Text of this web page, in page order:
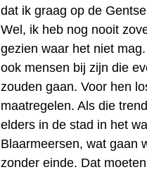
dat ik graag op de
Wel, ik heb nog nooit
gezien waar het niet
ook mensen bij zijn die
zouden gaan. Voor hen
maatregelen. Als die
elders in de stad in het
Blaarmeersen, wat gaan
zonder einde. Dat